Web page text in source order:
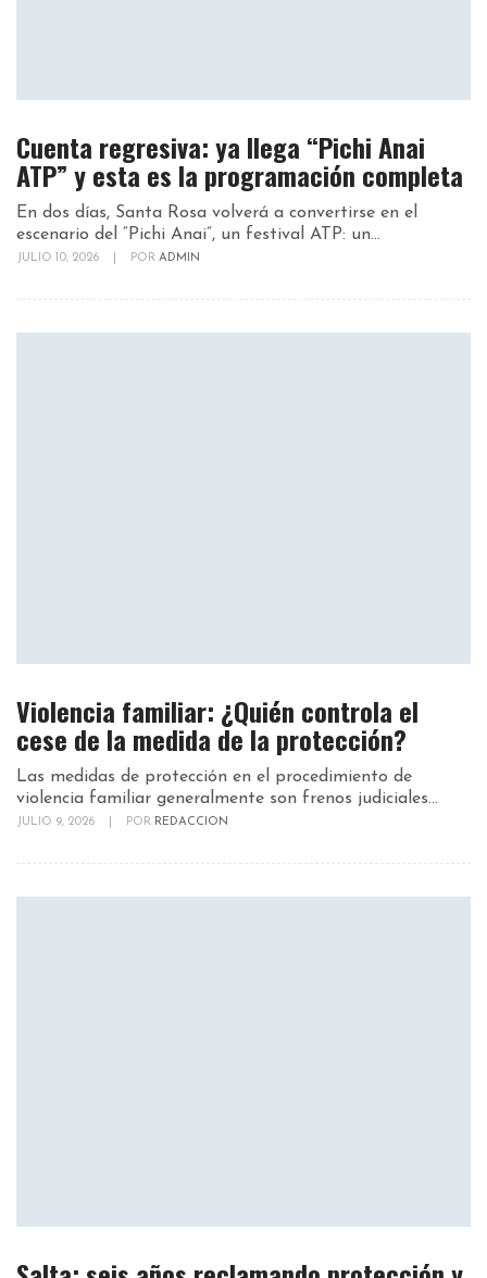
Cuenta regresiva: ya llega “Pichi Anai
ATP” y esta es la programación completa
En dos días, Santa Rosa volverá a convertirse en el
escenario del “Pichi Anai”, un festival ATP: un...
JULIO 10, 2026 POR ADMIN
Violencia familiar: ¿Quién controla el
cese de la medida de la protección?
Las medidas de protección en el procedimiento de
violencia familiar generalmente son frenos judiciales...
JULIO 9, 2026 POR REDACCION